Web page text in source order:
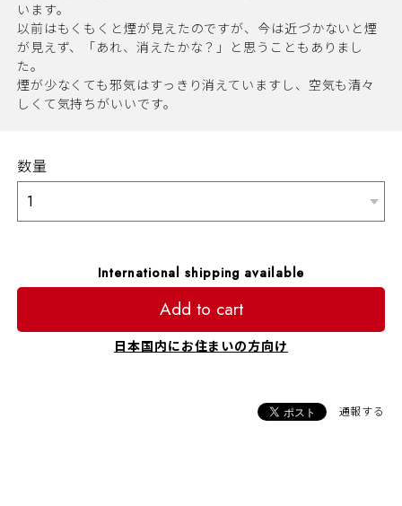
います。
以前はもくもくと煙が見えたのですが、今は近づかないと煙
が見えず、「あれ、消えたかな？」と思うこともありまし
た。
煙が少なくても邪気はすっきり消えていますし、空気も清々
しくて気持ちがいいです。
数量
International shipping available
Add to cart
日本国内にお住まいの方向け
通報する